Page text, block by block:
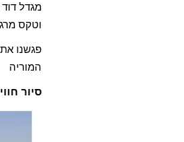
מגדל
וטקס
פגשנו
המוריה
סיור